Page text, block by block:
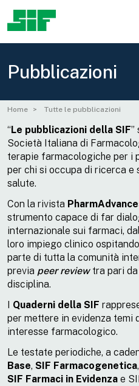
Pubblicazioni
Home Tutte le pubblicazioni
“ Le pubblicazioni della SIF”
Società Italiana di
terapie farmacologiche per i
per chi si occupa di ricerca e
salute.
Con la rivista
strumento capace di far
internazionale sui farmaci,
loro impiego clinico
parte di tutta la comunità
previa peer reviewtra pari da
disciplina.
Quaderni della SIF
per mettere in evidenza temi
interesse farmacologico.
Le testate periodiche, a
Base, SIF Farmacogenetica,
SIF Farmaci in Evidenza e